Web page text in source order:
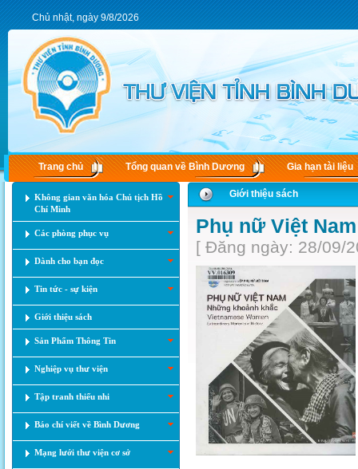
Chủ nhật, ngày 9/8/2026
Trang chủ Tổng quan về Bình Dương Gia hạn tài liệu
Không gian văn hóa Chủ tịch Hồ
Chí Minh
Các phòng phục vụ
Dành cho bạn đọc
Tin tức - sự kiện
Giới thiệu sách
Sản Phẩm Thông Tin
Nghiệp vụ thư viện
Tập tranh thiếu nhi
Báo chí viết về Bình Dương
Mạng lưới thư viện cơ sở
Giới thiệu sách
Phụ nữ Việt
[ Đăng ngày: 28/09/